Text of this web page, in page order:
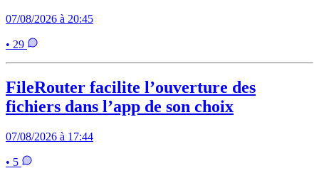
07/08/2026 à 20:45
• 29
FileRouter facilite l’ouverture des
fichiers dans l’app de son choix
07/08/2026 à 17:44
• 5